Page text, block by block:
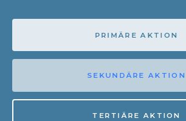
PRIMÄRE AKTION
SEKUNDÄRE AKTION
TERTIÄRE AKTION